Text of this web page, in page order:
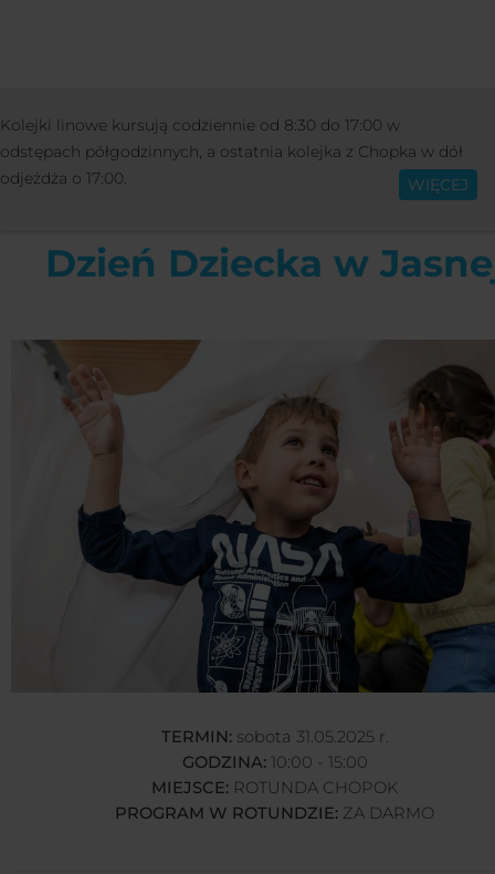
Polski
ZAJĘCIA WYDARZENIA
DZIEŃ
Dzień Dziecka w
TERMIN: sobota 31.05.2025 r.
GODZINA: 10:00 - 15:00
MIEJSCE: ROTUNDA CHOPOK
PROGRAM W ROTUNDZIE: ZA DARMO
Kolejki linowe kursują codziennie od 8:30 do 17:00 w
odstępach półgodzinnych, a ostatnia kolejka z Chopka w dół
odjeżdża o 17:00.
WIĘCEJ